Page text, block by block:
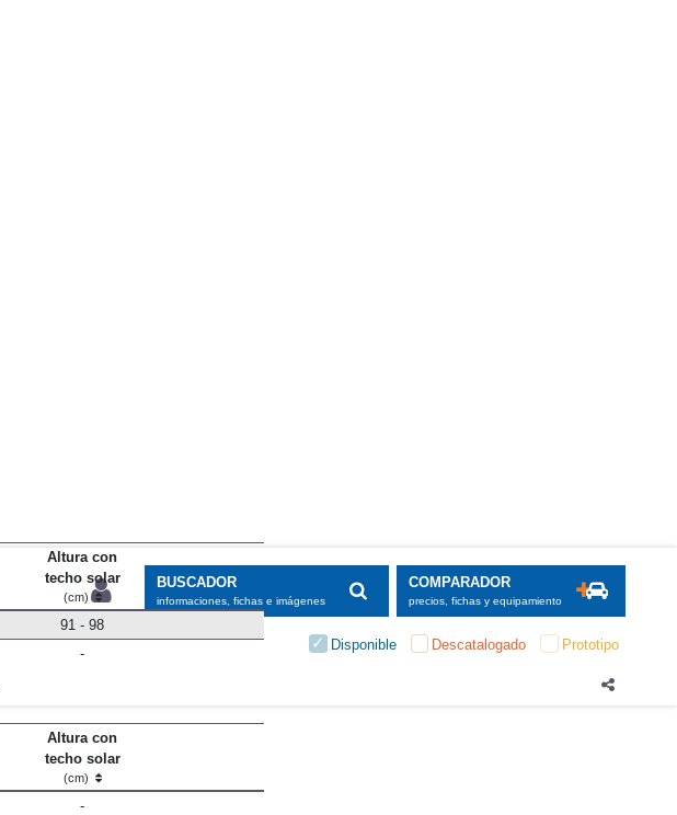
BUSCADOR
informaciones, fichas e imágenes
COMPARADOR
precios, fichas y equipamiento
Disponible Descatalogado Prototipo
Altura con
techo solar
(cm)
91 - 98
-
Altura con
techo solar
(cm)
-